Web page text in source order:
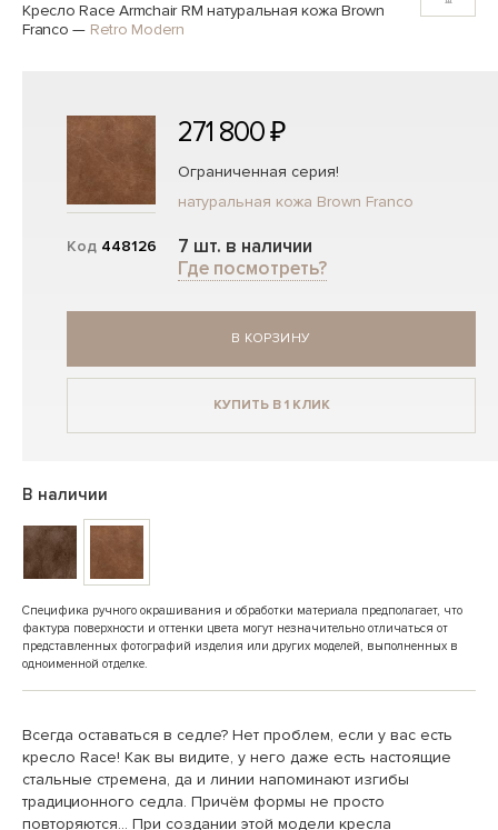
Кресло Race Armchair RM натуральная кожа Brown
Franco — Retro Modern
Код 448126
271 800 ₽
Ограниченная серия!
натуральная кожа Brown Franco
7 шт. в наличии
Где посмотреть?
В КОРЗИНУ
КУПИТЬ В 1 КЛИК
В наличии
Специфика ручного окрашивания и обработки материала предполагает, что
фактура поверхности и оттенки цвета могут незначительно отличаться от
представленных фотографий изделия или других моделей, выполненных в
одноименной отделке.
Всегда оставаться в седле? Нет проблем, если у вас есть
кресло Race! Как вы видите, у него даже есть настоящие
стальные стремена, да и линии напоминают изгибы
традиционного седла. Причём формы не просто
повторяются... При создании этой модели кресла